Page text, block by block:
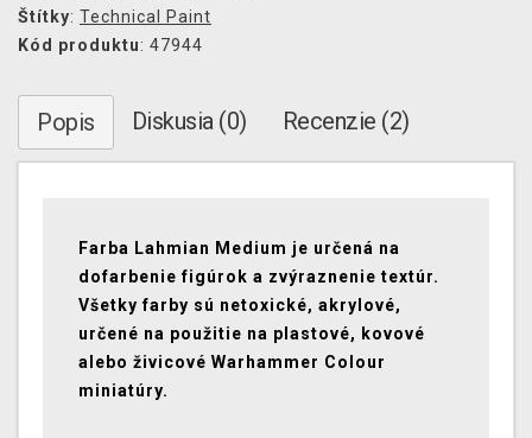
Štítky: Technical Paint
Kód produktu: 47944
Popis Diskusia (0) Recenzie (2)
Farba Lahmian Medium je určená na
dofarbenie figúrok a zvýraznenie textúr.
Všetky farby sú netoxické, akrylové,
určené na použitie na plastové, kovové
alebo živicové Warhammer Colour
miniatúry.